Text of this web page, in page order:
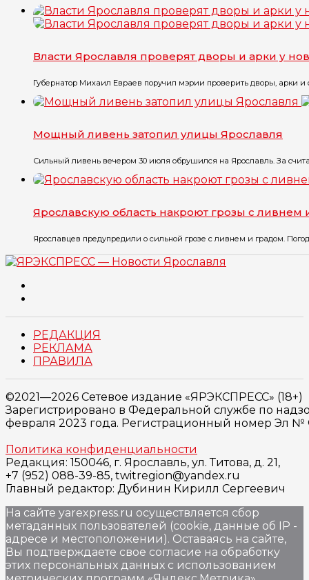
Власти Ярославля проверят дворы и арки у
Губернатор Михаил Евраев поручил мэрии проверить дворы, арки
Мощный ливень затопил улицы Ярославля
Сильный ливень вечером 30 июля обрушился на Ярославль. За
Ярославскую область накроют грозы с ливнем
Ярославцев предупредили о сильной грозе с ливнем и градом.
РЕДАКЦИЯ
РЕКЛАМА
ПРАВИЛА
©2021—2026 Сетевое издание «ЯРЭКСПРЕСС» (18+)
Зарегистрировано в Федеральной службе по
февраля 2023 года. Регистрационный номер Эл №
Политика конфиденциальности
Редакция: 150046, г. Ярославль, ул. Титова, д. 21,
+7 (952) 088-39-85, twitregion@yandex.ru
Главный редактор: Дубинин Кирилл Сергеевич
На сайте yarexpress.ru осуществляется сбор
метаданных пользователей (cookie, данные об IP -
адресе и местоположении). Оставаясь на сайте,
Вы подтверждаете свое согласие на обработку
этих персональных данных c использованием